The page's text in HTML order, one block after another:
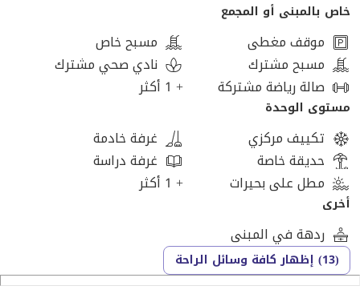
- دقائق من الصحراوي المؤدي إلي الإسكندرية
- أمام مطار سفنكس الجديد
- دقائق من وصلة دهشور وأركان بلازا
المرافق:
- منطقة تجارية
- نادي
- حمامات سباحة
- تراكات للمشي والعجل
- أمن وحراسة
- كاميرات مراقبة
للتواصل: [تم إخفاء بيانات الاتصال]
خاص بالمبنى أو المجمع
موقف مغطى
مسبح خاص
مسبح مشترك
نادي صحي مشترك
صالة رياضة مشتركة
+ 1 أكثر
مستوى الوحدة
تكييف مركزي
غرفة خادمة
حديقة خاصة
غرفة دراسة
مطل على بحيرات
+ 1 أكثر
أخرى
ردهة في المبنى
(13) إظهار كافة وسائل الراحة